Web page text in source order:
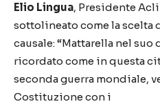
Elio Lingua, Presidente
sottolineato come la scelta
causale: “Mattarella nel
ricordato come in questa
seconda guerra mondiale,
Costituzione con i